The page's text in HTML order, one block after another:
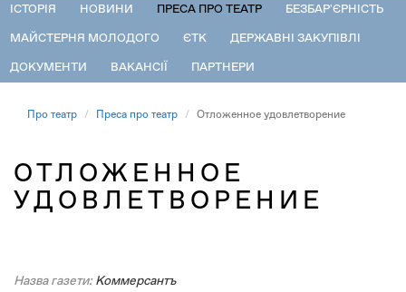
ІСТОРІЯ НОВИНИ ПРЕСА ПРО ТЕАТР БЕЗБАР'ЄРНІСТЬ
МАЙСТЕРНЯ МОЛОДОГО ЄТК ДЕРЖАВНІ ЗАКУПІВЛІ
ДОКУМЕНТИ ВАКАНСІЇ ПАРТНЕРИ
Про театр Преса про театр Отложенное удовлетворение
ОТЛОЖЕННОЕ
УДОВЛЕТВОРЕНИЕ
Назва газети: Коммерсантъ